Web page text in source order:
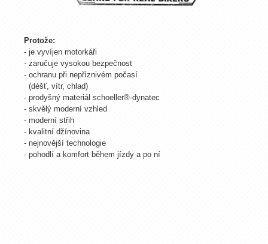
Protože:
- je vyvíjen motorkáři
- zaručuje vysokou bezpečnost
- ochranu při nepříznivém počasí
(déšť, vítr, chlad)
- prodyšný materiál schoeller®-dynatec
- skvělý moderní vzhled
- moderní střih
- kvalitní džínovina
- nejnovější technologie
- pohodlí a komfort během jízdy a po ní